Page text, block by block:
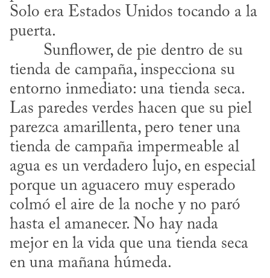
Solo era Estados Unidos tocando a la
puerta.
tienda de campaña, inspecciona su
entorno inmediato: una tienda seca.
Las paredes verdes hacen que su piel
parezca amarillenta, pero tener una
tienda de campaña impermeable al
agua es un verdadero lujo, en especial
porque un aguacero muy esperado
colmó el aire de la noche y no paró
hasta el amanecer. No hay nada
mejor en la vida que una tienda seca
en una mañana húmeda.